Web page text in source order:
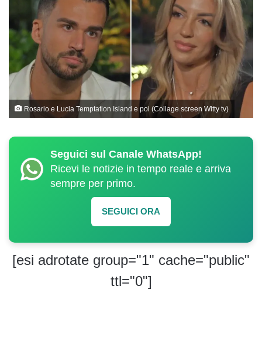
Rosario e Lucia Temptation Island e poi (Collage screen Witty tv)
Seguici sul Canale WhatsApp!
Ricevi le notizie in tempo reale e arriva
sempre per primo.
SEGUICI ORA
[esi adrotate group="1" cache="public"
ttl="0"]